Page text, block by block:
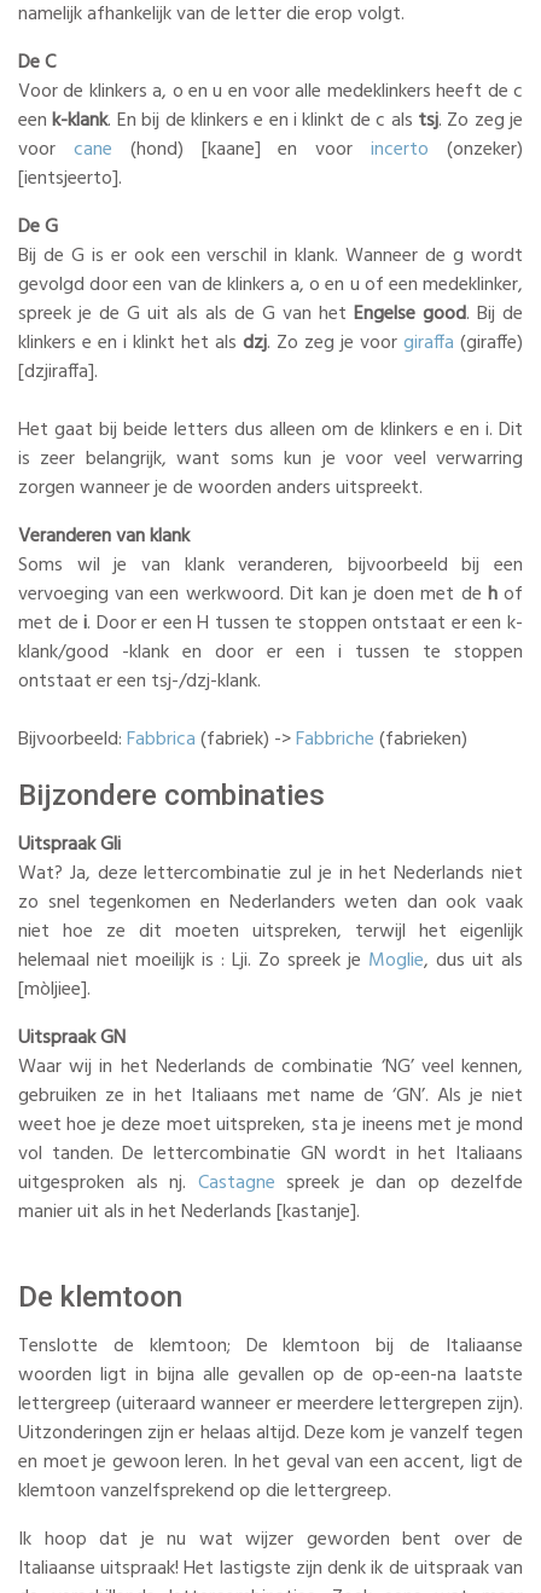
namelijk afhankelijk van de letter die erop volgt.
De C
Voor de klinkers a, o en u en voor alle medeklinkers heeft de c
eenk-klank. En bij de klinkers e en i klinkt de c als tsj. Zo zeg je
voor cane (hond) [kaane] en voorincerto (onzeker)
[ientsjeerto].
De G
Bij de G is er ook een verschil in klank. Wanneer de g wordt
gevolgd door een van de klinkers a, o en u of een medeklinker,
spreek je de G uit als als de G van het Engelse good. Bij de
klinkers e en i klinkt het als dzj. Zo zeg je voorgiraffa (giraffe)
[dzjiraffa].
Het gaat bij beide letters dus alleen om de klinkers e en i. Dit
is zeer belangrijk, want soms kun je voor veel verwarring
zorgen wanneer je de woorden anders uitspreekt.
Veranderen van klank
Soms wil je van klank veranderen, bijvoorbeeld bij een
vervoeging van een werkwoord. Dit kan je doen met de hof
met dei. Door er een H tussen te stoppen ontstaat er een k-
klank/good -klank en door er een i tussen te stoppen
ontstaat er een tsj-/dzj-klank.
Bijvoorbeeld:Fabbrica(fabriek) ->Fabbriche(fabrieken)
Bijzondere combinaties
Uitspraak Gli
Wat? Ja, deze lettercombinatie zul je in het Nederlands niet
zo snel tegenkomen en Nederlanders weten dan ook vaak
niet hoe ze dit moeten uitspreken, terwijl het eigenlijk
helemaal niet moeilijk is : Lji. Zo spreek je Moglie, dus uit als
[mòljiee].
Uitspraak GN
Waar wij in het Nederlands de combinatie ‘NG’ veel kennen,
gebruiken ze in het Italiaans met name de ‘GN’. Als je niet
weet hoe je deze moet uitspreken, sta je ineens met je mond
vol tanden. De lettercombinatie GN wordt in het Italiaans
uitgesproken als nj. Castagne spreek je dan op dezelfde
manier uit als in het Nederlands [kastanje].
De klemtoon
Tenslotte de klemtoon; De klemtoon bij de Italiaanse
woorden ligt in bijna alle gevallen op de op-een-na laatste
lettergreep (uiteraard wanneer er meerdere lettergrepen zijn).
Uitzonderingen zijn er helaas altijd. Deze kom je vanzelf tegen
en moet je gewoon leren. In het geval van een accent, ligt de
klemtoon vanzelfsprekend op die lettergreep.
Ik hoop dat je nu wat wijzer geworden bent over de
Italiaanse uitspraak! Het lastigste zijn denk ik de uitspraak van